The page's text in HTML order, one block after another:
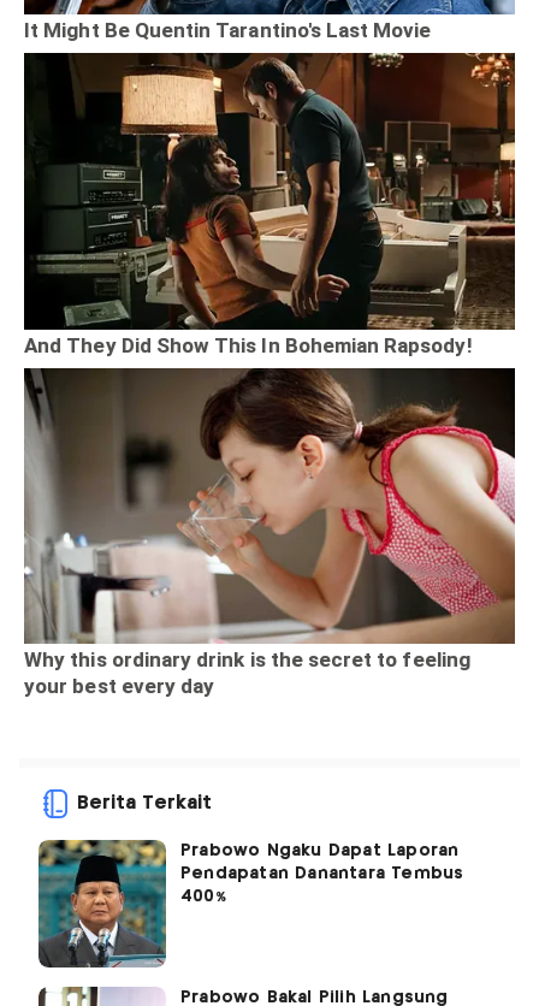
Berita Terkait
Prabowo Ngaku Dapat Laporan
Pendapatan Danantara Tembus
400%
Prabowo Bakal Pilih Langsung